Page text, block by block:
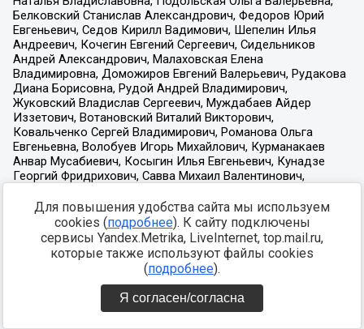
Для повышения удобства сайта мы используем
cookies (подробнее). К сайту подключены
сервисы Yandex.Metrika, LiveInternet, top.mail.ru,
которые также используют файлы cookies
(подробнее).
Я согласен/согласна